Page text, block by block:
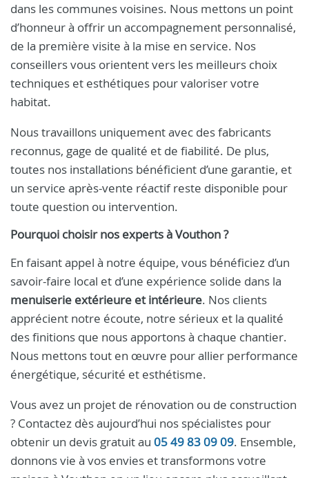
dans les communes voisines. Nous mettons un point
d’honneur à offrir un accompagnement personnalisé,
de la première visite à la mise en service. Nos
conseillers vous orientent vers les meilleurs choix
techniques et esthétiques pour valoriser votre
habitat.
Nous travaillons uniquement avec des fabricants
reconnus, gage de qualité et de fiabilité. De plus,
toutes nos installations bénéficient d’une garantie, et
un service après-vente réactif reste disponible pour
toute question ou intervention.
Pourquoi choisir nos experts à Vouthon ?
En faisant appel à notre équipe, vous bénéficiez d’un
savoir-faire local et d’une expérience solide dans la
menuiserie extérieure et intérieure. Nos clients
apprécient notre écoute, notre sérieux et la qualité
des finitions que nous apportons à chaque chantier.
Nous mettons tout en œuvre pour allier performance
énergétique, sécurité et esthétisme.
Vous avez un projet de rénovation ou de construction
? Contactez dès aujourd’hui nos spécialistes pour
obtenir un devis gratuit au 05 49 83 09 09. Ensemble,
donnons vie à vos envies et transformons votre